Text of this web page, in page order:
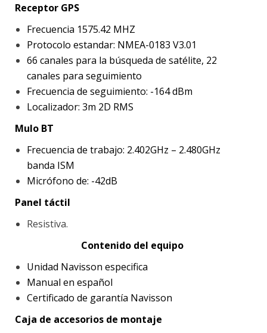
Receptor GPS
Frecuencia 1575.42 MHZ
Protocolo estandar: NMEA-0183 V3.01
66 canales para la búsqueda de satélite, 22
canales para seguimiento
Frecuencia de seguimiento: -164 dBm
Localizador: 3m 2D RMS
Mulo BT
Frecuencia de trabajo: 2.402GHz – 2.480GHz
banda ISM
Micrófono de: -42dB
Panel táctil
Resistiva.
Contenido del equipo
Unidad Navisson especifica
Manual en español
Certificado de garantía Navisson
Caja de accesorios de montaje